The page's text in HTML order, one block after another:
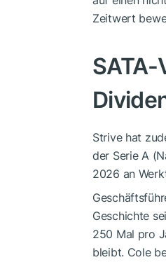
Zeitwert
Strive hat
der Serie A
2026 an
Geschichte
250 Mal pro
bleibt. Cole